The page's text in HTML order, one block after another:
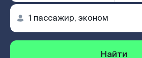
Найти